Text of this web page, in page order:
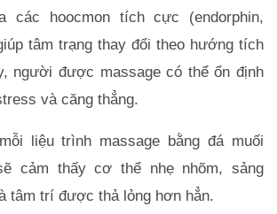
các hoocmon tích cực (endorphin,
tâm trạng thay đổi theo hướng tích
người được massage có thể ổn định
và căng thẳng.
liệu trình massage bằng đá muối
cảm thấy cơ thể nhẹ nhõm, sảng
tâm trí được thả lỏng hơn hẳn.